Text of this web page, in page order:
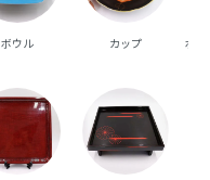
ボウル カップ ポッ